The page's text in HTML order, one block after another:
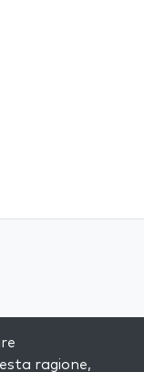
ragione,